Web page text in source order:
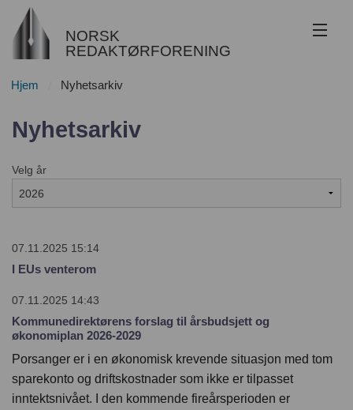
NORSK
REDAKTØRFORENING
Om NR
Redaktøransvar
Juss
Etikk
Innsyn
Bli medlem
English
Hjem Nyhetsarkiv
Nyhetsarkiv
Velg år
07.11.2025 15:14
I EUs venterom
07.11.2025 14:43
Kommunedirektørens forslag til årsbudsjett og
økonomiplan 2026-2029
Porsanger er i en økonomisk krevende situasjon med tom
sparekonto og driftskostnader som ikke er tilpasset
inntektsnivået. I den kommende fireårsperioden er